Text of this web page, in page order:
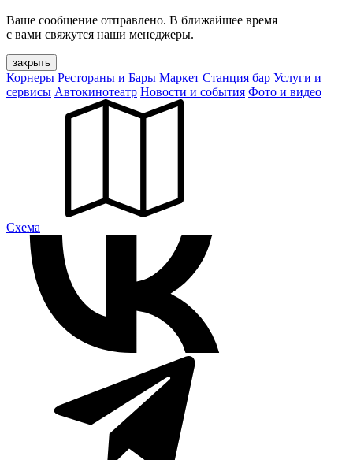
Ваше сообщение отправлено. В ближайшее время
с вами свяжутся наши менеджеры.
закрыть
Корнеры Рестораны и Бары Маркет Станция бар Услуги и
сервисы Автокинотеатр Новости и события Фото и видео
Cхема